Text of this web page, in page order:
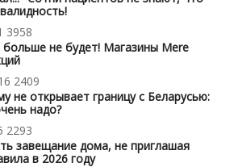
3958
не будет! Магазины Mere
2409
не открывает границу с Беларусью:
надо?
2293
завещание дома, не приглашая
в 2026 году